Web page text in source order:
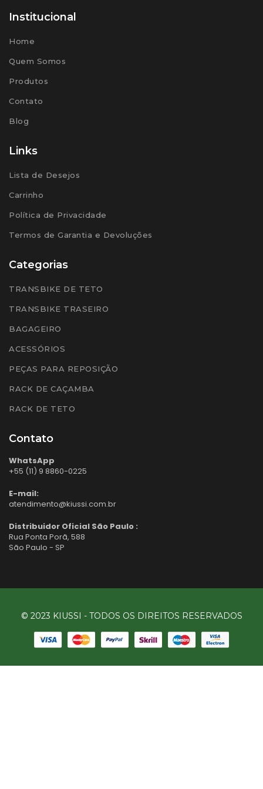
Institucional
Home
Quem Somos
Produtos
Contato
Blog
Links
Lista de Desejos
Carrinho
Política de Privacidade
Termos de Garantia e Devoluções
Categorias
TRANSBIKE DE TETO
TRANSBIKE TRASEIRO
BAGAGEIRO
ACESSÓRIOS
PEÇAS PARA REPOSIÇÃO
RACK DE CAÇAMBA
RACK DE TETO
Contato
WhatsApp
+55 (11) 9 8860-0225
E-mail:
atendimento@kiussi.com.br
Distribuidor Oficial São Paulo :
Rua Ponta Porã, 588
São Paulo - SP
© 2023 KIUSSI - TODOS OS DIREITOS RESERVADOS